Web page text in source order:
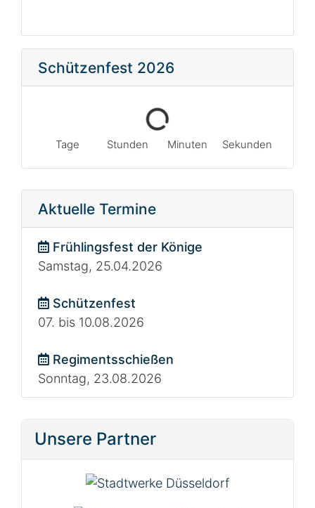
Schützenfest 2026
Tage Stunden Minuten Sekunden
Aktuelle Termine
Frühlingsfest der Könige
Samstag, 25.04.2026
Schützenfest
07. bis 10.08.2026
Regimentsschießen
Sonntag, 23.08.2026
Unsere Partner